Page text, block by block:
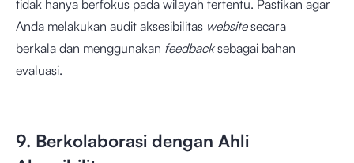
tidak hanya berfokus pada wilayah tertentu. Pastikan agar
Anda melakukan audit aksesibilitas websitesecara
berkala dan menggunakan feedbacksebagai bahan
evaluasi.
9. Berkolaborasi dengan Ahli